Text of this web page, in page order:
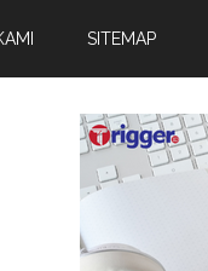
SITEMAP